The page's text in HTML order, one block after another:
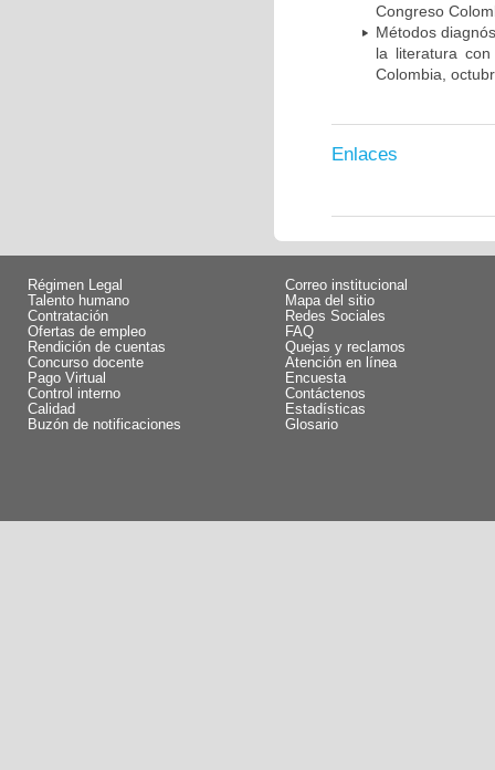
Congreso
Métodos
la literatura
Colombia,
Enlaces
Régimen Legal
Talento humano
Contratación
Ofertas de empleo
Rendición de cuentas
Concurso docente
Pago Virtual
Control interno
Calidad
Buzón de notificaciones
Correo institucional
Mapa del sitio
Redes Sociales
FAQ
Quejas y reclamos
Atención en línea
Encuesta
Contáctenos
Estadísticas
Glosario